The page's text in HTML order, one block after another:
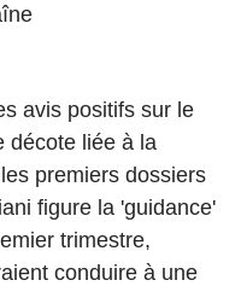
avis positifs sur le
décote liée à la
premiers dossiers
figure la 'guidance'
trimestre,
conduire à une